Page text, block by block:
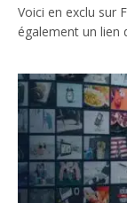
Voici en exclu sur
également un lien